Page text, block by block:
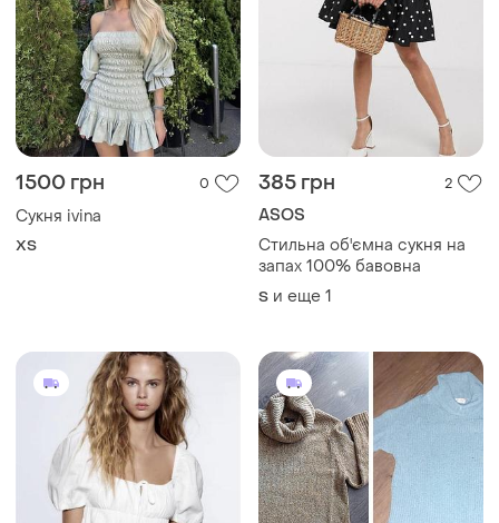
1500 грн 0
Сукня ivina
ХS
385 грн 2
ASOS
Стильна об'ємна сукня на
запах 100% бавовна
S и еще 1